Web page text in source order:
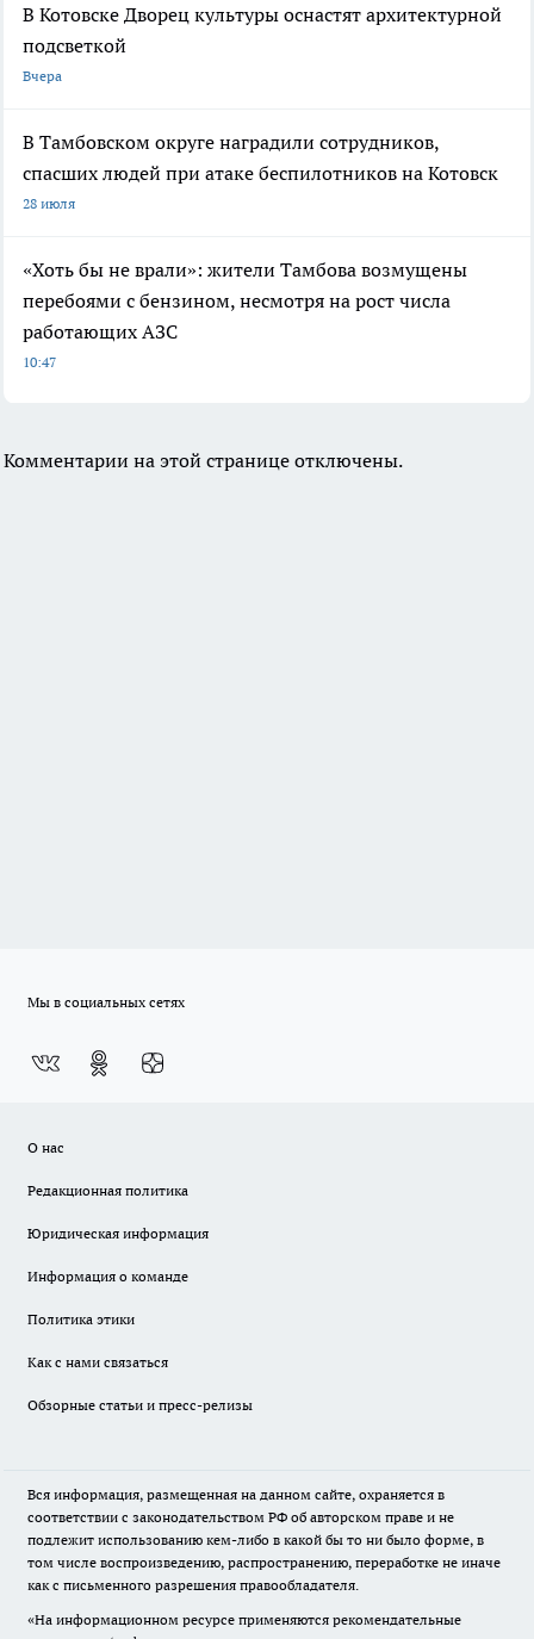
В Котовске Дворец культуры оснастят архитектурной
подсветкой
Вчера
В Тамбовском округе наградили сотрудников,
спасших людей при атаке беспилотников на Котовск
28 июля
«Хоть бы не врали»: жители Тамбова возмущены
перебоями с бензином, несмотря на рост числа
работающих АЗС
10:47
Комментарии на этой странице отключены.
Мы в социальных сетях
О нас
Редакционная политика
Юридическая информация
Информация о команде
Политика этики
Как с нами связаться
Обзорные статьи и пресс-релизы
Вся информация, размещенная на данном сайте, охраняется в
соответствии с законодательством РФ об авторском праве и не
подлежит использованию кем-либо в какой бы то ни было форме, в
том числе воспроизведению, распространению, переработке не иначе
как с письменного разрешения правообладателя.
«На информационном ресурсе применяются рекомендательные